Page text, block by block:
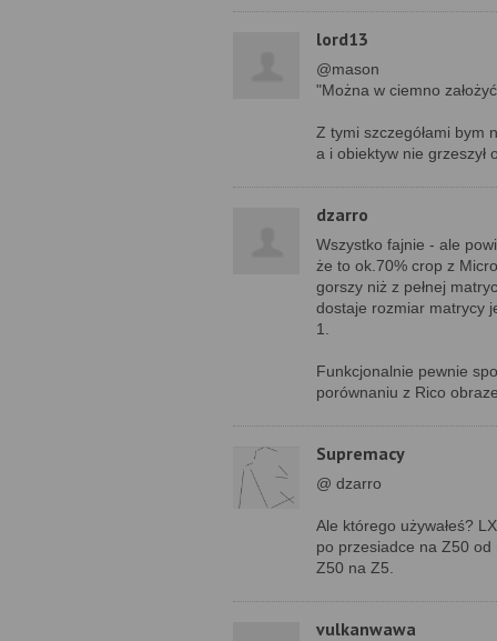
lord13
@mason
"Można w ciemno
Z tymi szczegółami bym
a i obiektyw nie grzeszył
dzarro
Wszystko fajnie - ale
że to ok.70% crop z
gorszy niż z pełnej
dostaje rozmiar matrycy
1.
Funkcjonalnie pewnie
porównaniu z Rico
Supremacy
@ dzarro
Ale którego używałeś?
po przesiadce na Z50 od
Z50 na Z5.
vulkanwawa